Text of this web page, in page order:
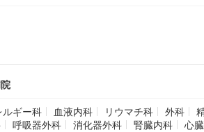
ルギー科 血液内科 リウマチ科 外科
呼吸器外科 消化器外科 腎臓内科
心